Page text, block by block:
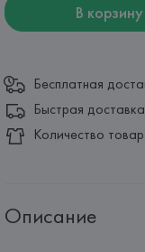
В корзину
Бесплатная
Быстрая
Количество
Описание